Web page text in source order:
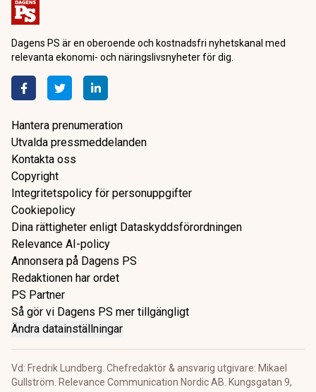
Dagens PS är en oberoende och kostnadsfri nyhetskanal med
relevanta ekonomi- och näringslivsnyheter för dig.
Hantera prenumeration
Utvalda pressmeddelanden
Kontakta oss
Copyright
Integritetspolicy för personuppgifter
Cookiepolicy
Dina rättigheter enligt Dataskyddsförordningen
Relevance AI-policy
Annonsera på Dagens PS
Redaktionen har ordet
PS Partner
Så gör vi Dagens PS mer tillgängligt
Ändra datainställningar
Vd: Fredrik Lundberg. Chefredaktör & ansvarig utgivare: Mikael
Gullström. Relevance Communication Nordic AB. Kungsgatan 9,